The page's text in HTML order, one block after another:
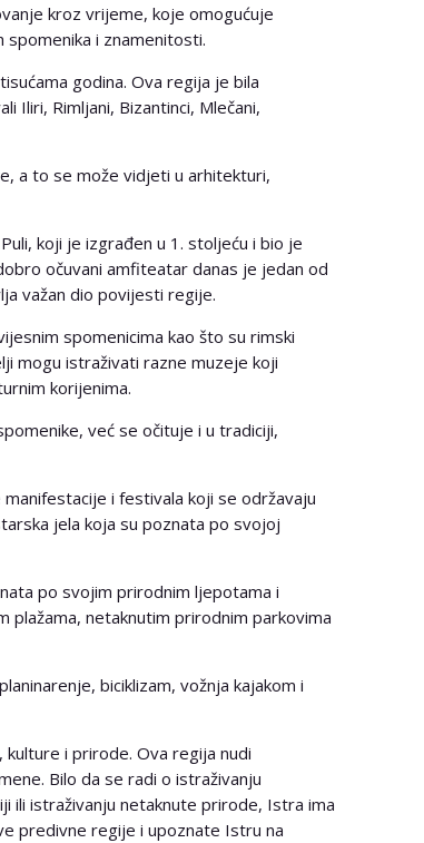
kroz vrijeme, koje omogućuje
i znamenitosti.
godina. Ova regija je bila
Iliri, Rimljani, Bizantinci, Mlečani,
a to se može vidjeti u arhitekturi,
koji je izgrađen u 1. stoljeću i bio je
očuvani amfiteatar danas je jedan od
važan dio povijesti regije.
spomenicima kao što su rimski
mogu istraživati ​​razne muzeje koji
korijenima.
već se očituje i u tradiciji,
i festivala koji se održavaju
jela koja su poznata po svojoj
po svojim prirodnim ljepotama i
plažama, netaknutim prirodnim parkovima
biciklizam, vožnja kajakom i
i prirode. Ova regija nudi
Bilo da se radi o istraživanju
ili istraživanju netaknute prirode, Istra ima
predivne regije i upoznate Istru na